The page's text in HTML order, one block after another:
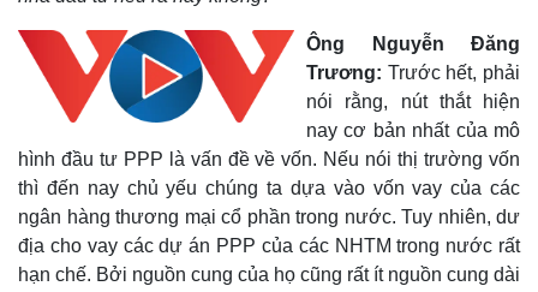
Ông Nguyễn Đăng
Trương: Trước hết, phải
nói rằng, nút thắt hiện
nay cơ bản nhất của mô
hình đầu tư PPP là vấn đề về vốn. Nếu nói thị trường vốn
thì đến nay chủ yếu chúng ta dựa vào vốn vay của các
ngân hàng thương mại cổ phần trong nước. Tuy nhiên, dư
địa cho vay các dự án PPP của các NHTM trong nước rất
hạn chế. Bởi nguồn cung của họ cũng rất ít nguồn cung dài